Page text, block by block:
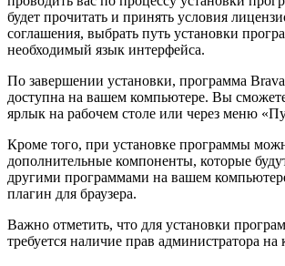
будет прочитать и принять условия
соглашения, выбрать путь установки
необходимый язык интерфейса.
По завершении установки, программа
доступна на вашем компьютере. Вы
ярлык на рабочем столе или через меню
Кроме того, при установке программы
дополнительные компоненты, которые
другими программами на вашем
плагин для браузера.
Важно отметить, что для установки
требуется наличие прав администратора на